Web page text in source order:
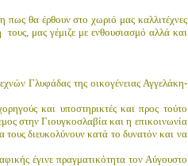
πως θα έρθουν στο χωριό μας καλλιτέχνες
τους, μας γέμιζε με ενθουσιασμό αλλά και
Γλυφάδας της οικογένειας Αγγελάκη-
και υποστηρικτές και προς τούτο
στην Γιουγκοσλαβία και η επικοινωνία
τους διευκολύνουνκατά το δυνατόν και να
έγινε πραγματικότητα τον Αύγουστο